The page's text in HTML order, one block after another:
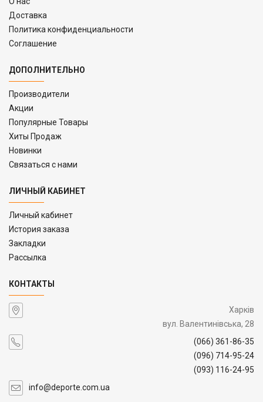
Доставка
Политика конфиденциальности
Соглашение
ДОПОЛНИТЕЛЬНО
Производители
Акции
Популярные Товары
Хиты Продаж
Новинки
Связаться с нами
ЛИЧНЫЙ КАБИНЕТ
Личный кабинет
История заказа
Закладки
Рассылка
КОНТАКТЫ
Харків
вул. Валентинівська, 28
(066) 361-86-35
(096) 714-95-24
(093) 116-24-95
info@deporte.com.ua